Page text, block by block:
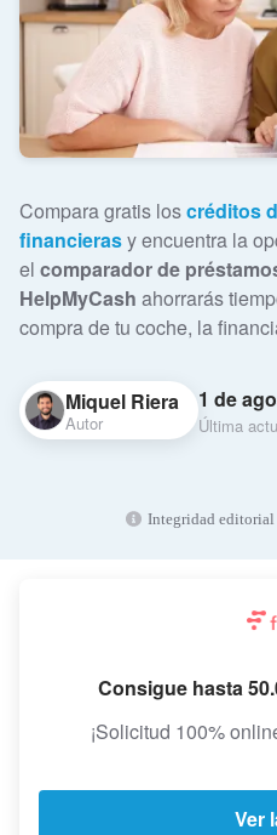
Compara gratis loscréditos
financierasy encuentra la
el comparador de
HelpMyCash ahorrarás
compra de tu coche, la
Miquel Riera
Autor
1 de
Última
Integridad editorial
Consigue hasta
¡Solicitud 100%
Ver